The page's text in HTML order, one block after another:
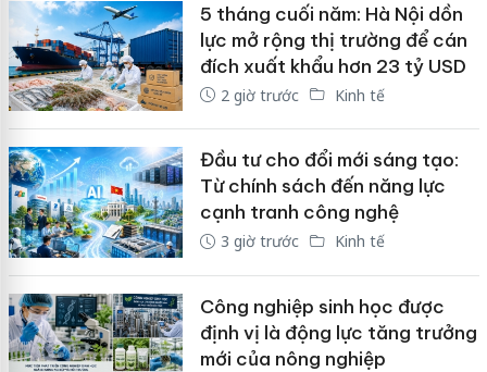
5 tháng cuối năm: Hà Nội dồn
lực mở rộng thị trường để cán
đích xuất khẩu hơn 23 tỷ USD
2 giờ trước Kinh tế
Đầu tư cho đổi mới sáng tạo:
Từ chính sách đến năng lực
cạnh tranh công nghệ
3 giờ trước Kinh tế
Công nghiệp sinh học được
định vị là động lực tăng trưởng
mới của nông nghiệp